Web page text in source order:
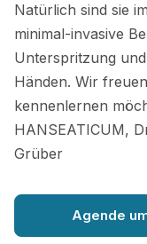
Natürlich sind sie
minimal-invasive
Unterspritzung
Händen. Wir
kennenlernen
HANSEATICUM,
Grüber
Agende